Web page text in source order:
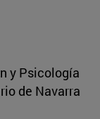
y Psicología
de Navarra